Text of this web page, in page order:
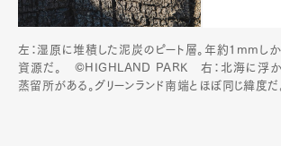
左：湿原に堆積した泥炭のピート層。年約1mmし
資源だ。 ©HIGHLAND PARK 右：北海に浮か
蒸留所がある。グリーンランド南端とほぼ同じ緯度だ